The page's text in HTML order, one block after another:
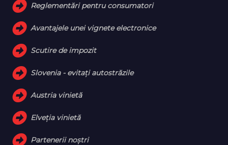
Reglementări pentru consumatori
Avantajele unei vignete electronice
Scutire de impozit
Slovenia - evitați autostrăzile
Austria vinietă
Elveţia vinietă
Partenerii noștri